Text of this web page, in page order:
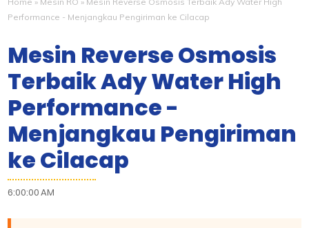
Performance - Menjangkau Pengiriman ke Cilacap
Mesin Reverse Osmosis
Terbaik Ady Water High
Performance -
Menjangkau Pengiriman
ke Cilacap
6:00:00 AM